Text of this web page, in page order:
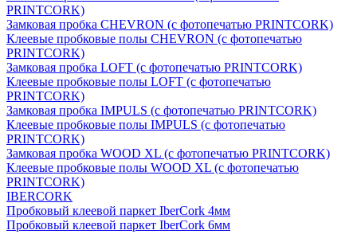
PRINTCORK)
Замковая пробка CHEVRON (с фотопечатью PRINTCORK)
Клеевые пробковые полы CHEVRON (с фотопечатью
PRINTCORK)
Замковая пробка LOFT (с фотопечатью PRINTCORK)
Клеевые пробковые полы LOFT (с фотопечатью
PRINTCORK)
Замковая пробка IMPULS (с фотопечатью PRINTCORK)
Клеевые пробковые полы IMPULS (с фотопечатью
PRINTCORK)
Замковая пробка WOOD XL (с фотопечатью PRINTCORK)
Клеевые пробковые полы WOOD XL (с фотопечатью
PRINTCORK)
IBERCORK
Пробковый клеевой паркет IberCork 4мм
Пробковый клеевой паркет IberCork 6мм